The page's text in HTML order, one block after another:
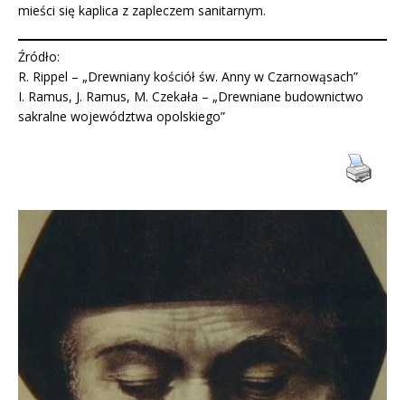
mieści się kaplica z zapleczem sanitarnym.
Źródło:
R. Rippel – „Drewniany kościół św. Anny w Czarnowąsach”
I. Ramus, J. Ramus, M. Czekała – „Drewniane budownictwo
sakralne województwa opolskiego”